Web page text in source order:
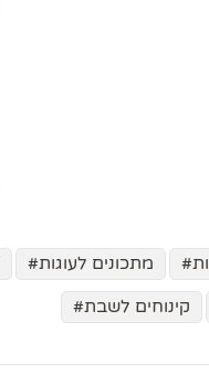
מתכונים לעוגות
קינוחים לשבת